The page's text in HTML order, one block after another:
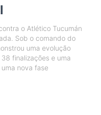
o Atlético Tucumán
Sob o comando do
uma evolução
finalizações e uma
nova fase